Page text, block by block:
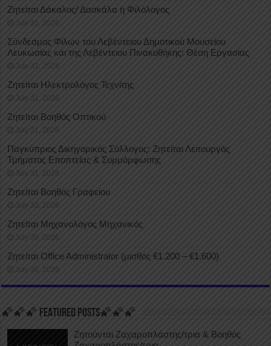
Ζητείται Δάκαλος/ Δασκάλα ή Φιλόλογος
July 31, 2026
Σύνδεσμος Φίλων του Λεβέντειου Δημοτικού Μουσείου
Λευκωσίας και της Λεβέντειου Πινακοθήκης: Θέση Εργασίας
July 31, 2026
Ζητείται Ηλεκτρολόγος Τεχνίτης
July 31, 2026
Ζητείται Βοηθός Οπτικού
July 31, 2026
Παγκύπριος Δικηγορικός Σύλλογος: Ζητείται Λειτουργός
Τμήματος Εποπτείας & Συμμόρφωσης
July 31, 2026
Ζητείται Βοηθός Γραφείου
July 30, 2026
Ζητείται Μηχανολόγος Μηχανικός
July 30, 2026
Ζητείται Office Administrator (μισθός €1.200 – €1.600)
July 30, 2026
🌠🌠🌠 FEATURED POSTS🌠🌠🌠
Ζητούνται Ζαχαροπλάστης/τρια & Βοηθός